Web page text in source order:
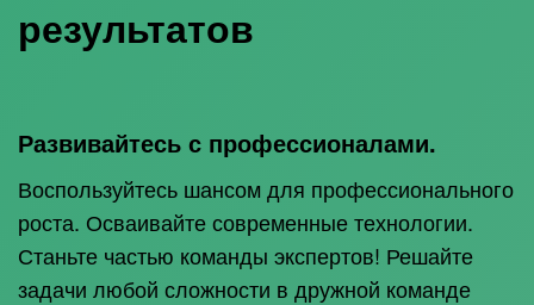
результатов
Развивайтесь с профессионалами.
Воспользуйтесь шансом для профессионального
роста. Осваивайте современные технологии.
Станьте частью команды экспертов! Решайте
задачи любой сложности в дружной команде